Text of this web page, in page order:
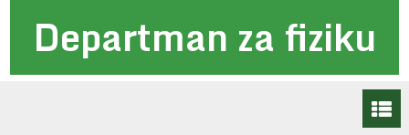
Departman za fiziku